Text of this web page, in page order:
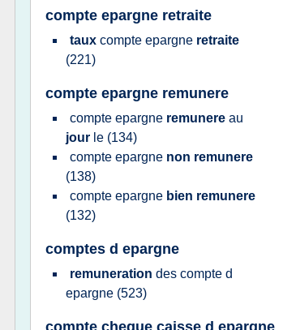
compte epargne retraite
taux compte epargne retraite
(221)
compte epargne remunere
compte epargne remunere au
jour le (134)
compte epargne non remunere
(138)
compte epargne bien remunere
(132)
comptes d epargne
remuneration des compte d
epargne (523)
compte cheque caisse d epargne